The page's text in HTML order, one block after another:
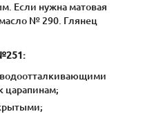
Если нужна матовая
масло № 290. Глянец
водоотталкивающими
царапинам;